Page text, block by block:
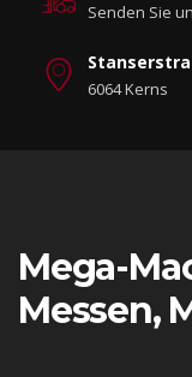
Senden Sie
6064 Kerns
Mega-
Messen,